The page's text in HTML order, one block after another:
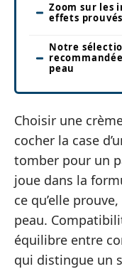
Zoom sur les
effets prouvés
Notre
peau
Choisir une
cocher la case
tomber pour un
joue dans la
ce qu’elle
peau.
équilibre entre
qui distingue un